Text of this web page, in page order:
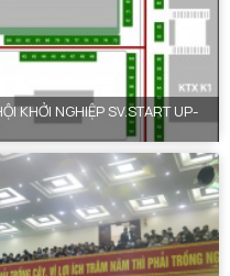
KHỞI NGHIỆP SV.START UP-